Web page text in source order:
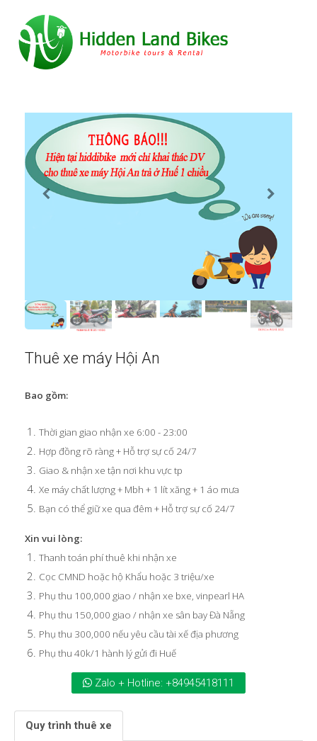
Thuê xe máy Hội An
Bao gồm:
Thời gian giao nhận xe 6:00 - 23:00
Hợp đồng rõ ràng + Hỗ trợ sự cố 24/7
Giao & nhận xe tận nơi khu vực tp
Xe máy chất lượng + Mbh + 1 lít xăng + 1 áo mưa
Bạn có thể giữ xe qua đêm + Hỗ trợ sự cố 24/7
Xin vui lòng:
Thanh toán phí thuê khi nhận xe
Cọc CMND hoặc hộ Khẩu hoặc 3 triệu/xe
Phụ thu 100,000 giao / nhận xe bxe, vinpearl HA
Phụ thu 150,000 giao / nhận xe sân bay Đà Nẵng
Phụ thu 300,000 nếu yêu cầu tài xế địa phương
Phụ thu 40k/1 hành lý gửi đi Huế
Zalo + Hotline: +84945418111
Quy trình thuê xe